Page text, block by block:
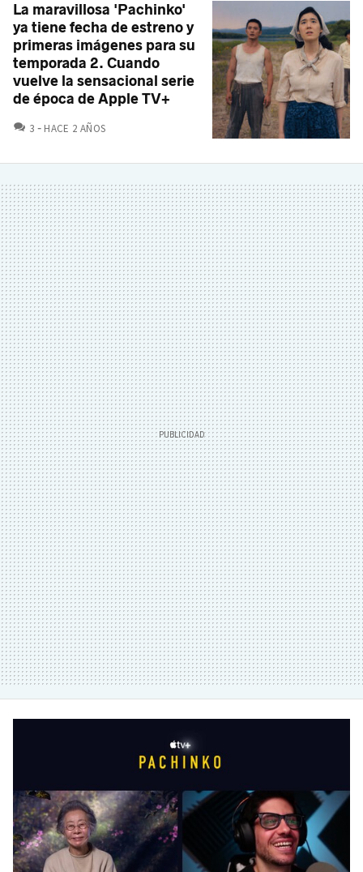
La maravillosa 'Pachinko'
ya tiene fecha de estreno y
primeras imágenes para su
temporada 2. Cuando
vuelve la sensacional serie
de época de Apple TV+
3 COMENTARIOS
HACE 2 AÑOS